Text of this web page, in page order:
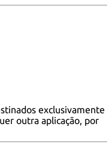
exclusivamente
outra aplicação, por